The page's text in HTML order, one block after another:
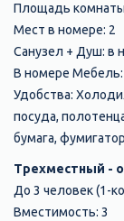
Площадь
Мест в номере: 2
Санузел + Душ: в
В номере Мебель:
Удобства:
посуда,
бумага,
Трехместный -
До 3 человек (1-
Вместимость: 3